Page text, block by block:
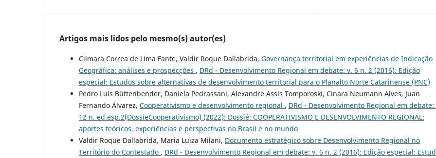
Artigos mais lidos pelo mesmo(s) autor(es)
Cilmara Correa de Lima Fante, Valdir Roque Dallabrida, Governança territorial em experiências de Indicação
Geográfica: análises e prospecções , DRd - Desenvolvimento Regional em debate: v. 6 n. 2 (2016): Edição
especial: Estudos sobre alternativas de desenvolvimento territorial para o Planalto Norte Catarinense (PNC)
Pedro Luís Büttenbender, Daniela Pedrassani, Alexandre Assis Tomporoski, Cinara Neumann Alves, Juan
Fernando Álvarez, Cooperativismo e desenvolvimento regional , DRd - Desenvolvimento Regional em debate:
12 n. ed.esp.2(DossieCooperativismo) (2022): Dossiê: COOPERATIVISMO E DESENVOLVIMENTO REGIONAL:
aportes teóricos, experiências e perspectivas no Brasil e no mundo
Valdir Roque Dallabrida, Maria Luiza Milani, Documento estratégico sobre Desenvolvimento Regional no
Território do Contestado , DRd - Desenvolvimento Regional em debate: v. 6 n. 2 (2016): Edição especial: